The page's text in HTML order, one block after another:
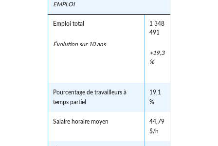
EMPLOI
Emploi total
Évolution sur 10 ans
1 348
491
+19,3
%
Pourcentage de travailleurs à
temps partiel
19,1
%
Salaire horaire moyen
44,79
$/h